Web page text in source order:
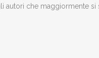
autori che maggiormente